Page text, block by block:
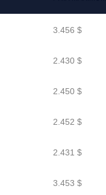
3.456 $
2.430 $
2.450 $
2.452 $
2.431 $
3.453 $